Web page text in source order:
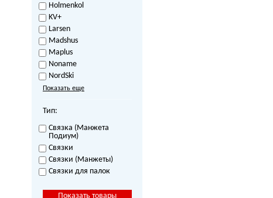
Holmenkol
KV+
Larsen
Madshus
Maplus
Noname
NordSki
Показать еще
Тип:
Связка (Манжета
Подиум)
Связки
Связки (Манжеты)
Связки для палок